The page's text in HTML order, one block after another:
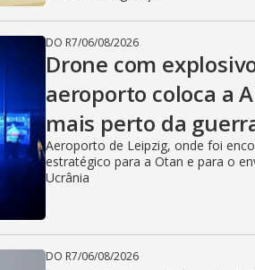
DO R7/06/08/2026
Drone com
aeroporto coloca a
mais perto da
Aeroporto de Leipzig, onde foi
estratégico para a Otan e para o
Ucrânia
DO R7/06/08/2026